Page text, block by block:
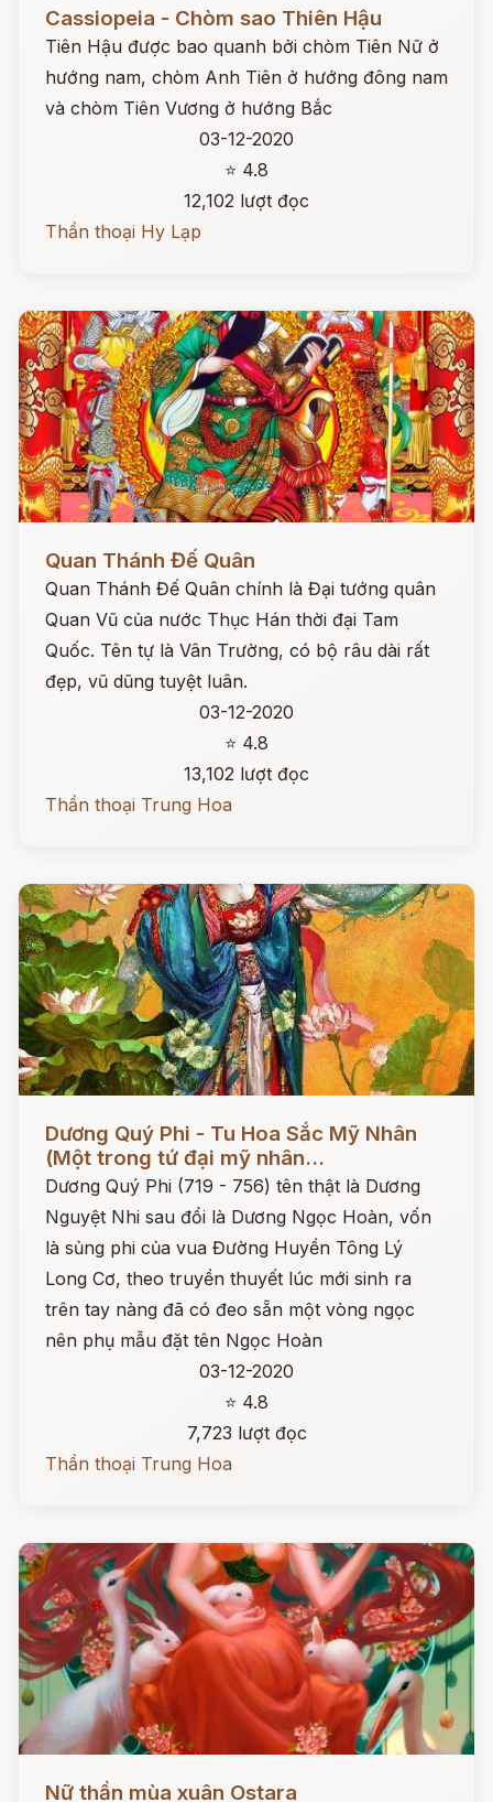
Cassiopeia - Chòm sao Thiên Hậu
Tiên Hậu được bao quanh bởi chòm Tiên Nữ ở
hướng nam, chòm Anh Tiên ở hướng đông nam
và chòm Tiên Vương ở hướng Bắc
03-12-2020
⭐ 4.8
12,102 lượt đọc
Thần thoại Hy Lạp
Quan Thánh Đế Quân
Quan Thánh Đế Quân chính là Đại tướng quân
Quan Vũ của nước Thục Hán thời đại Tam
Quốc. Tên tự là Vân Trường, có bộ râu dài rất
đẹp, vũ dũng tuyệt luân.
03-12-2020
⭐ 4.8
13,102 lượt đọc
Thần thoại Trung Hoa
Dương Quý Phi - Tu Hoa Sắc Mỹ Nhân
(Một trong tứ đại mỹ nhân...
Dương Quý Phi (719 - 756) tên thật là Dương
Nguyệt Nhi sau đổi là Dương Ngọc Hoàn, vốn
là sủng phi của vua Đường Huyền Tông Lý
Long Cơ, theo truyền thuyết lúc mới sinh ra
trên tay nàng đã có đeo sẵn một vòng ngọc
nên phụ mẫu đặt tên Ngọc Hoàn
03-12-2020
⭐ 4.8
7,723 lượt đọc
Thần thoại Trung Hoa
Nữ thần mùa xuân Ostara